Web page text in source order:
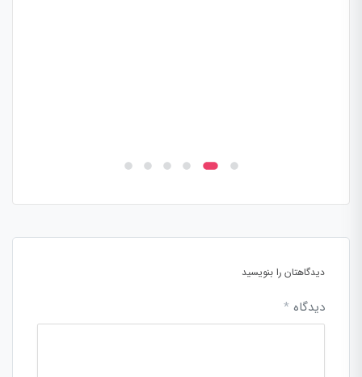
دیدگاهتان را بنویسید
دیدگاه *